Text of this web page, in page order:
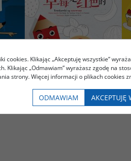
cookies. Klikając „Akceptuję wszystkie”
Klikając „Odmawiam” wyrażasz zgodę na
strony. Więcej informacji o plikach cookies
ODMAWIAM AKCEPTUJĘ